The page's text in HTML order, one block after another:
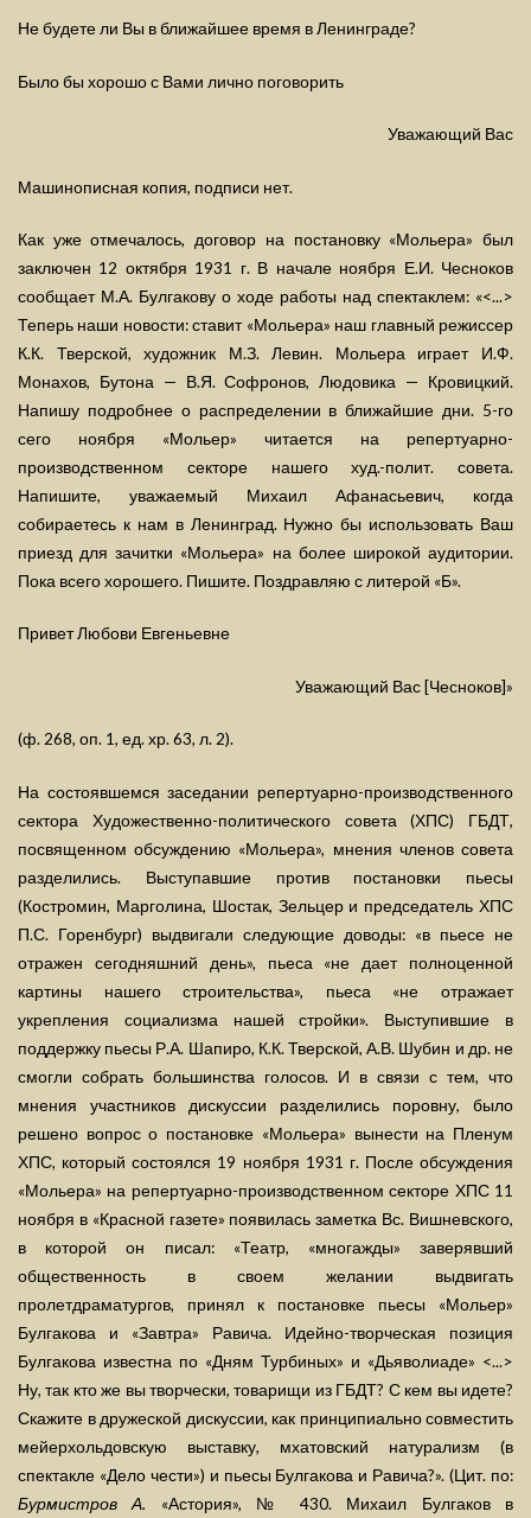
Не будете ли Вы в ближайшее время в Ленинграде?
Было бы хорошо с Вами лично поговорить
Уважающий Вас
Машинописная копия, подписи нет.
Как уже отмечалось, договор на постановку «Мольера» был
заключен 12 октября 1931 г. В начале ноября Е.И. Чесноков
сообщает М.А. Булгакову о ходе работы над спектаклем: «<...>
Теперь наши новости: ставит «Мольера» наш главный режиссер
К.К. Тверской, художник М.З. Левин. Мольера играет И.Ф.
Монахов, Бутона — В.Я. Софронов, Людовика — Кровицкий.
Напишу подробнее о распределении в ближайшие дни. 5-го
сего ноября «Мольер» читается на репертуарно-
производственном секторе нашего худ.-полит. совета.
Напишите, уважаемый Михаил Афанасьевич, когда
собираетесь к нам в Ленинград. Нужно бы использовать Ваш
приезд для зачитки «Мольера» на более широкой аудитории.
Пока всего хорошего. Пишите. Поздравляю с литерой «Б».
Привет Любови Евгеньевне
Уважающий Вас [Чесноков]»
(ф. 268, оп. 1, ед. хр. 63, л. 2).
На состоявшемся заседании репертуарно-производственного
сектора Художественно-политического совета (ХПС) ГБДТ,
посвященном обсуждению «Мольера», мнения членов совета
разделились. Выступавшие против постановки пьесы
(Костромин, Марголина, Шостак, Зельцер и председатель ХПС
П.С. Горенбург) выдвигали следующие доводы: «в пьесе не
отражен сегодняшний день», пьеса «не дает полноценной
картины нашего строительства», пьеса «не отражает
укрепления социализма нашей стройки». Выступившие в
поддержку пьесы Р.А. Шапиро, К.К. Тверской, А.В. Шубин и др. не
смогли собрать большинства голосов. И в связи с тем, что
мнения участников дискуссии разделились поровну, было
решено вопрос о постановке «Мольера» вынести на Пленум
ХПС, который состоялся 19 ноября 1931 г. После обсуждения
«Мольера» на репертуарно-производственном секторе ХПС 11
ноября в «Красной газете» появилась заметка Вс. Вишневского,
в которой он писал: «Театр, «многажды» заверявший
общественность в своем желании выдвигать
пролетдраматургов, принял к постановке пьесы «Мольер»
Булгакова и «Завтра» Равича. Идейно-творческая позиция
Булгакова известна по «Дням Турбиных» и «Дьяволиаде» <...>
Ну, так кто же вы творчески, товарищи из ГБДТ? С кем вы идете?
Скажите в дружеской дискуссии, как принципиально совместить
мейерхольдовскую выставку, мхатовский натурализм (в
спектакле «Дело чести») и пьесы Булгакова и Равича?». (Цит. по:
Бурмистров А. «Астория», № 430. Михаил Булгаков в